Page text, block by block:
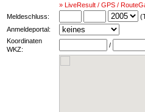
» LiveResult / GPS /
Meldeschluss:
Anmeldeportal:
Koordinaten
WKZ:
/